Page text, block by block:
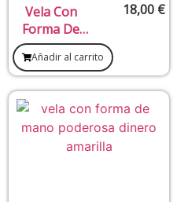
Vela Con
Forma De
Mano
Blanca
Poderosa
18,00 €
Añadir al carrito